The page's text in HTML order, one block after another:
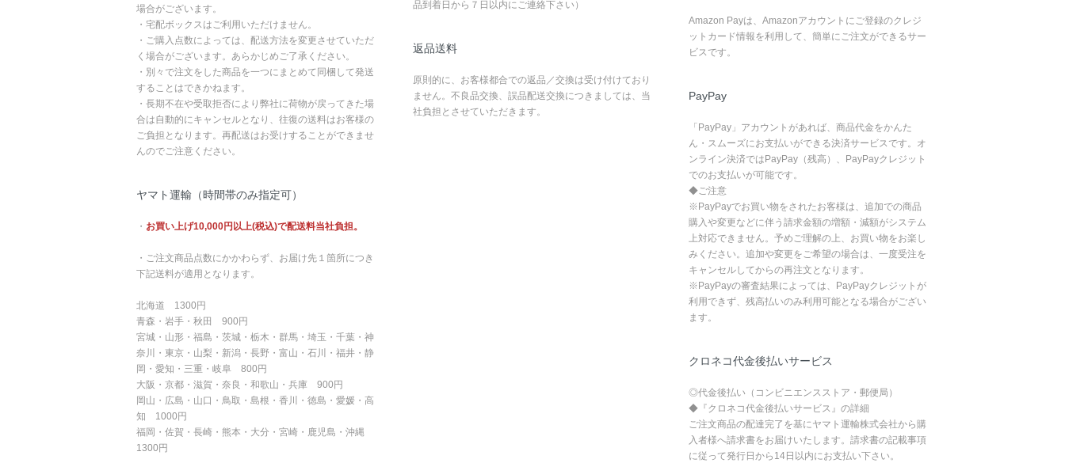
場合がございます。
・宅配ボックスはご利用いただけません。
・ご購入点数によっては、配送方法を変更させていただ
く場合がございます。あらかじめご了承ください。
・別々で注文をした商品を一つにまとめて同梱して発送
することはできかねます。
・長期不在や受取拒否により弊社に荷物が戻ってきた場
合は自動的にキャンセルとなり、往復の送料はお客様の
ご負担となります。再配送はお受けすることができませ
んのでご注意ください。
ヤマト運輸（時間帯のみ指定可）
・ お買い上げ10,000円以上(税込)で配送料当社負担。
・ご注文商品点数にかかわらず、お届け先１箇所につき
下記送料が適用となります。
北海道 1300円
青森・岩手・秋田 900円
宮城・山形・福島・茨城・栃木・群馬・埼玉・千葉・神
奈川・東京・山梨・新潟・長野・富山・石川・福井・静
岡・愛知・三重・岐阜 800円
大阪・京都・滋賀・奈良・和歌山・兵庫 900円
岡山・広島・山口・鳥取・島根・香川・徳島・愛媛・高
知 1000円
福岡・佐賀・長崎・熊本・大分・宮崎・鹿児島・沖縄
1300円
品到着日から７日以内にご連絡下さい）
返品送料
原則的に、お客様都合での返品／交換は受け付けており
ません。不良品交換、誤品配送交換につきましては、当
社負担とさせていただきます。
Amazon Payは、Amazonアカウントにご登録のクレジ
ットカード情報を利用して、簡単にご注文ができるサー
ビスです。
PayPay
「PayPay」アカウントがあれば、商品代金をかんた
ん・スムーズにお支払いができる決済サービスです。オ
ンライン決済ではPayPay（残高）、PayPayクレジット
でのお支払いが可能です。
◆ご注意
※PayPayでお買い物をされたお客様は、追加での商品
購入や変更などに伴う請求金額の増額・減額がシステム
上対応できません。予めご理解の上、お買い物をお楽し
みください。追加や変更をご希望の場合は、一度受注を
キャンセルしてからの再注文となります。
※PayPayの審査結果によっては、PayPayクレジットが
利用できず、残高払いのみ利用可能となる場合がござい
ます。
クロネコ代金後払いサービス
◎代金後払い（コンビニエンスストア・郵便局）
◆『クロネコ代金後払いサービス』の詳細
ご注文商品の配達完了を基にヤマト運輸株式会社から購
入者様へ請求書をお届けいたします。請求書の記載事項
に従って発行日から14日以内にお支払い下さい。